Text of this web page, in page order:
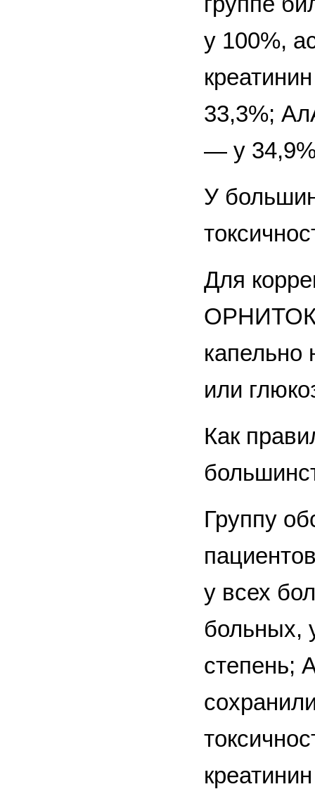
у 100%,
33,3%;
— у
У
Для
ОРНИТОКС
капельно
или
Как
Группу
у всех
больных,
степень;